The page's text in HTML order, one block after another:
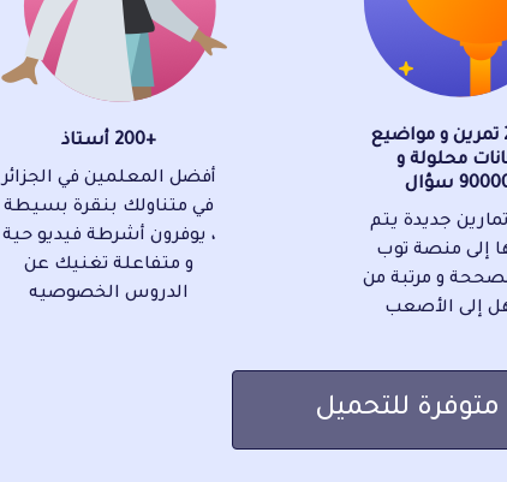
+200 أستاذ
أفضل المعلمين في الجزائر
في متناولك بنقرة بسيطة
، يوفرون أشرطة فيديو حية
و متفاعلة تغنيك عن
الدروس الخصوصيه
+20000 تمرين و مواضيع
محلولة و
جديدة يتم
إلى منصة توب
و مرتبة من
إلى الأصعب
للتحميل